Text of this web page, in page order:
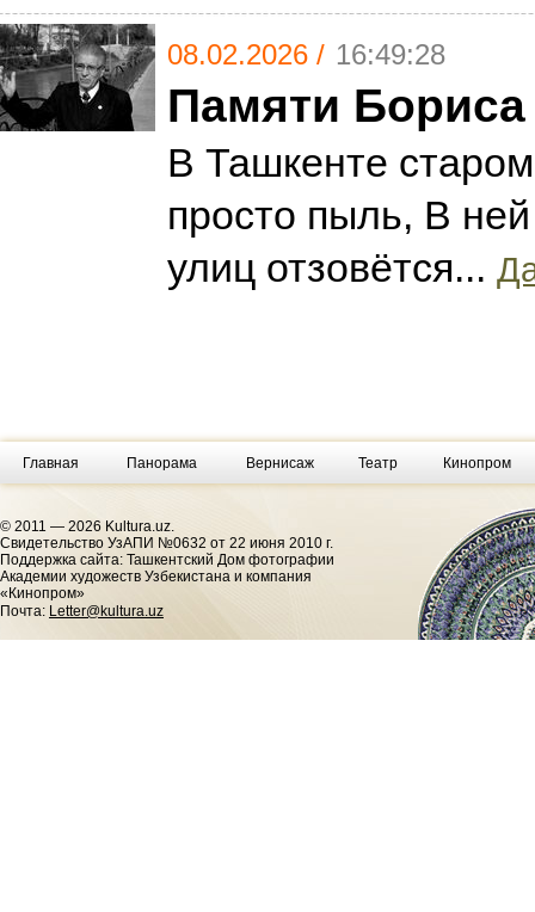
08.02.2026 / 16:49:28
Памяти Бориса
В Ташкенте
просто пыль, В
улиц отзовётся...
Главная Панорама Вернисаж Театр Кинопром
© 2011 — 2026 Kultura.uz.
Cвидетельство УзАПИ №0632 от 22 июня 2010 г.
Поддержка сайта: Ташкентский Дом фотографии
Академии художеств Узбекистана и компания
«Кинопром»
Почта: Letter@kultura.uz